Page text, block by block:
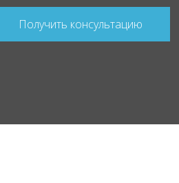
Получить консультацию